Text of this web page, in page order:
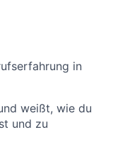
in
weißt, wie du
und zu